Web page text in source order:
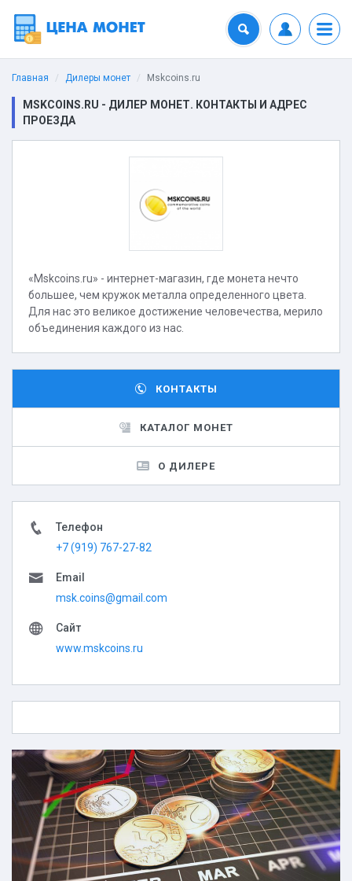
Главная Дилеры монет Mskcoins.ru
MSKCOINS.RU - ДИЛЕР МОНЕТ. КОНТАКТЫ И АДРЕС
ПРОЕЗДА
«Мskcoins.ru» - интернет-магазин, где монета нечто
большее, чем кружок металла определенного цвета.
Для нас это великое достижение человечества, мерило
объединения каждого из нас.
КОНТАКТЫ
КАТАЛОГ МОНЕТ
О ДИЛЕРЕ
Телефон
+7 (919) 767-27-82
Email
msk.coins@gmail.com
Сайт
www.mskcoins.ru